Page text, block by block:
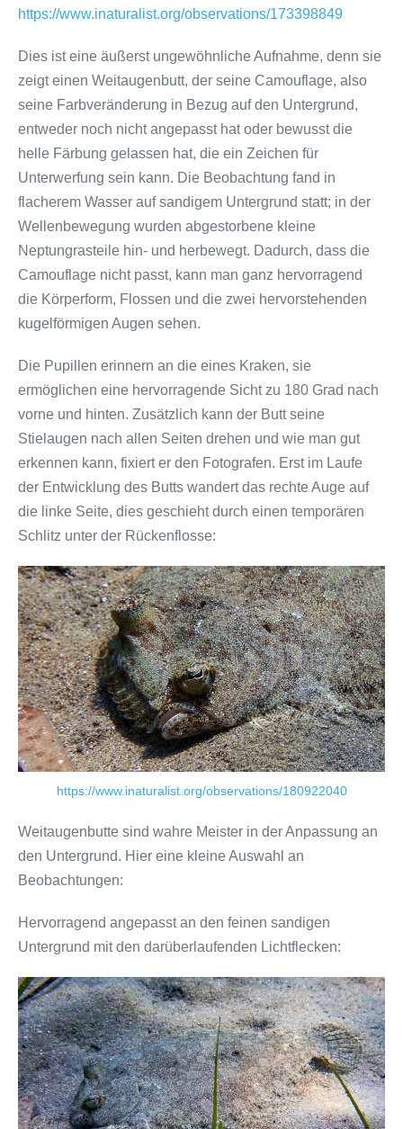
https://www.inaturalist.org/observations/173398849
Dies ist eine äußerst ungewöhnliche Aufnahme, denn sie
zeigt einen Weitaugenbutt, der seine Camouflage, also
seine Farbveränderung in Bezug auf den Untergrund,
entweder noch nicht angepasst hat oder bewusst die
helle Färbung gelassen hat, die ein Zeichen für
Unterwerfung sein kann. Die Beobachtung fand in
flacherem Wasser auf sandigem Untergrund statt; in der
Wellenbewegung wurden abgestorbene kleine
Neptungrasteile hin- und herbewegt. Dadurch, dass die
Camouflage nicht passt, kann man ganz hervorragend
die Körperform, Flossen und die zwei hervorstehenden
kugelförmigen Augen sehen.
Die Pupillen erinnern an die eines Kraken, sie
ermöglichen eine hervorragende Sicht zu 180 Grad nach
vorne und hinten. Zusätzlich kann der Butt seine
Stielaugen nach allen Seiten drehen und wie man gut
erkennen kann, fixiert er den Fotografen. Erst im Laufe
der Entwicklung des Butts wandert das rechte Auge auf
die linke Seite, dies geschieht durch einen temporären
Schlitz unter der Rückenflosse:
https://www.inaturalist.org/observations/180922040
Weitaugenbutte sind wahre Meister in der Anpassung an
den Untergrund. Hier eine kleine Auswahl an
Beobachtungen:
Hervorragend angepasst an den feinen sandigen
Untergrund mit den darüberlaufenden Lichtflecken: